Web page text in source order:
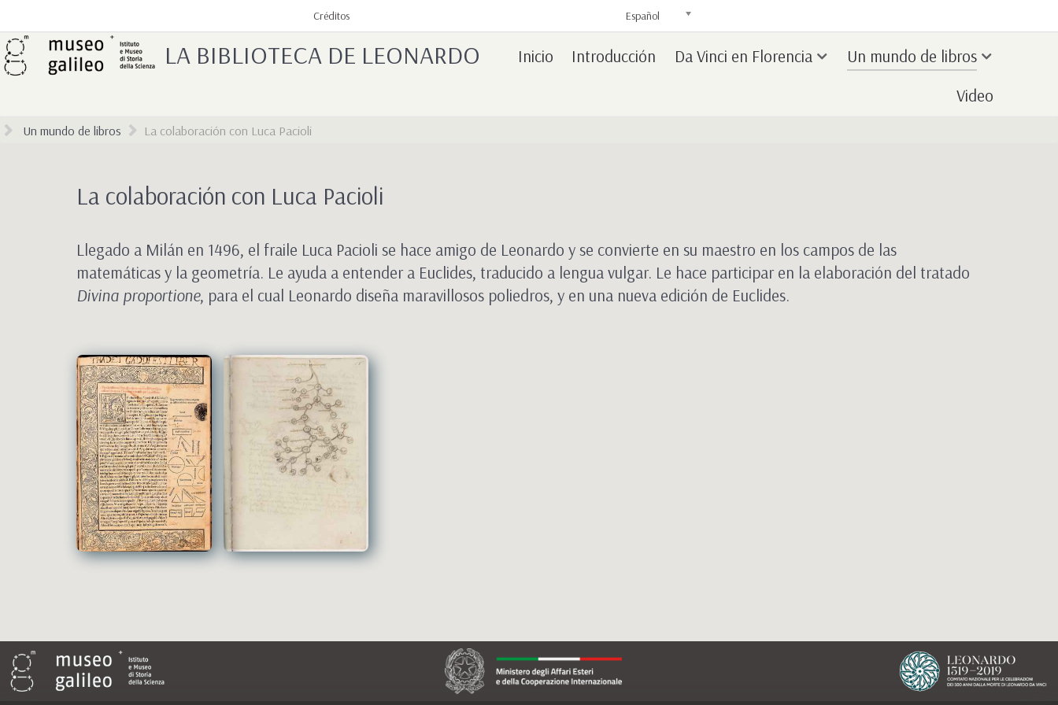
Créditos Español
LA BIBLIOTECA DE LEONARDO Inicio Introducción Da Vinci en Florencia
Un mundo de libros
Video
Un mundo de libros La colaboración con Luca Pacioli
La colaboración con Luca Pacioli
Llegado a Milán en 1496, el fraile Luca Pacioli se hace amigo de Leonardo y se convierte en su maestro en los campos de las
matemáticas y la geometría. Le ayuda a entender a Euclides, traducido a lengua vulgar. Le hace participar en la elaboración del tratado
Divina proportione, para el cual Leonardo diseña maravillosos poliedros, y en una nueva edición de Euclides.